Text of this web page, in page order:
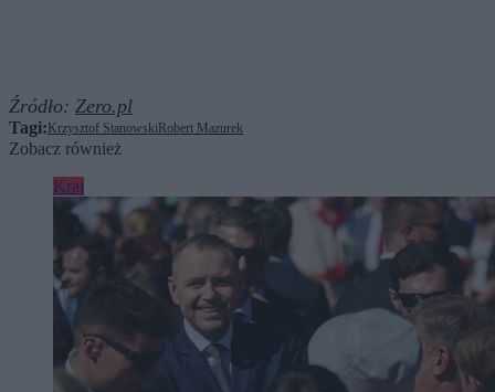
Źródło: Zero.pl
Tagi: Krzysztof Stanowski Robert Mazurek
Zobacz również
Kraj